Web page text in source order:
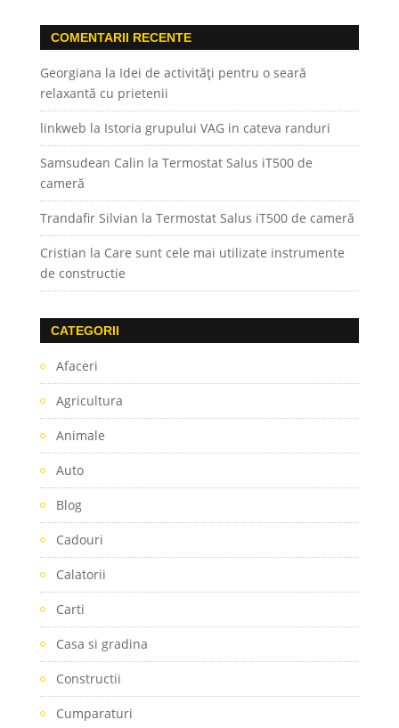
COMENTARII RECENTE
Georgiana la Idei de activități pentru o seară
relaxantă cu prietenii
linkweb la Istoria grupului VAG in cateva randuri
Samsudean Calin la Termostat Salus iT500 de
cameră
Trandafir Silvian la Termostat Salus iT500 de cameră
Cristian la Care sunt cele mai utilizate instrumente
de constructie
CATEGORII
Afaceri
Agricultura
Animale
Auto
Blog
Cadouri
Calatorii
Carti
Casa si gradina
Constructii
Cumparaturi